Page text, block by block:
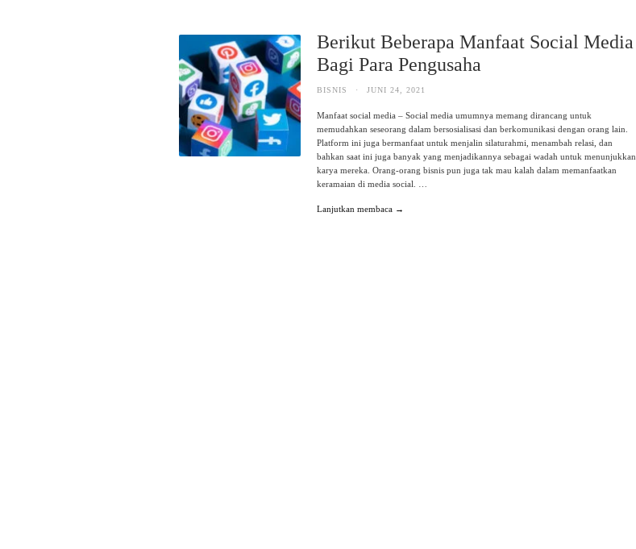
Berikut Beberapa Manfaat Social Media
Bagi Para Pengusaha
BISNIS · JUNI 24, 2021
Manfaat social media – Social media umumnya memang dirancang untuk
memudahkan seseorang dalam bersosialisasi dan berkomunikasi dengan orang lain.
Platform ini juga bermanfaat untuk menjalin silaturahmi, menambah relasi, dan
bahkan saat ini juga banyak yang menjadikannya sebagai wadah untuk menunjukkan
karya mereka. Orang-orang bisnis pun juga tak mau kalah dalam memanfaatkan
keramaian di media social. …
Lanjutkan membaca →